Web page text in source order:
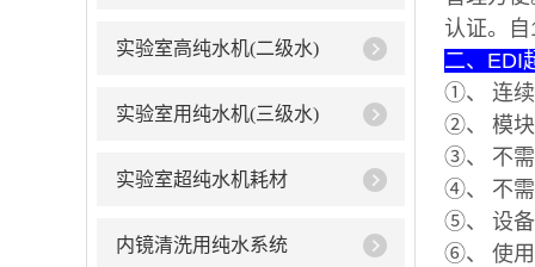
实验室高纯水机(二级水)
实验室用纯水机(三级水)
实验室超纯水机耗材
内镜清洗用纯水系统
认证。
二、EDI
①、 连续
②、 模块
③、 不需
④、 不需
⑤、 设备
⑥、 使用